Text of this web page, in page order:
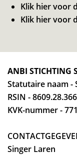
Klik hier voor
Klik hier voor
ANBI STICHTING
Statutaire naam -
RSIN - 8609.28.366
KVK-nummer -
Singer Laren